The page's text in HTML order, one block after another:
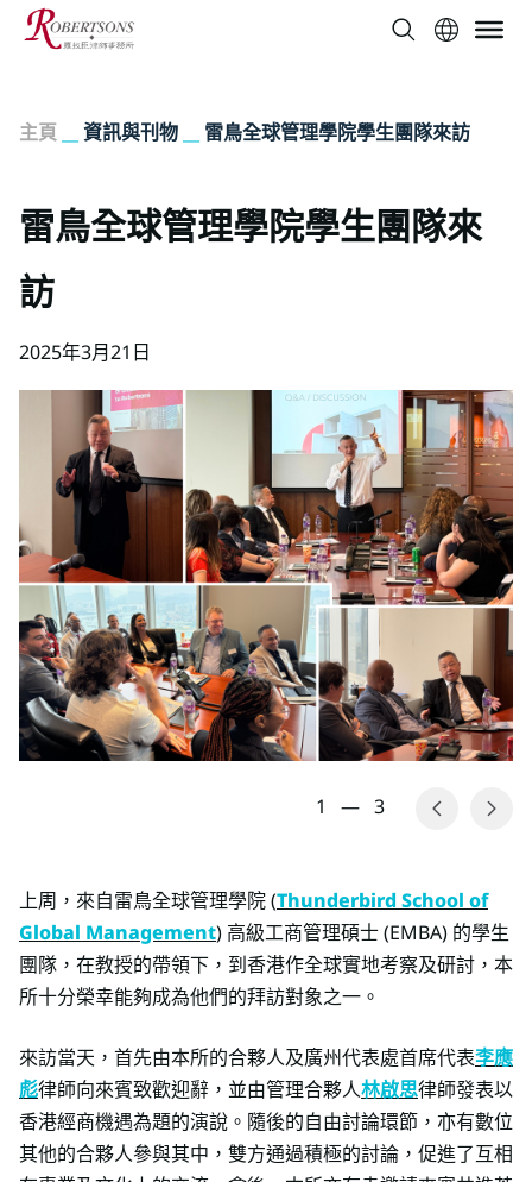
主頁 資訊與刊物 雷鳥全球管理學院學生團隊來訪
雷鳥全球管理學院學生團隊來
訪
2025年3月21日
1 — 3
上周，來自雷鳥全球管理學院 (Thunderbird School of
Global Management) 高級工商管理碩士 (EMBA) 的學生
團隊，在教授的帶領下，到香港作全球實地考察及研討，本
所十分榮幸能夠成為他們的拜訪對象之一。
來訪當天，首先由本所的合夥人及廣州代表處首席代表李應
彪律師向來賓致歡迎辭，並由管理合夥人林啟思律師發表以
香港經商機遇為題的演說。隨後的自由討論環節，亦有數位
其他的合夥人參與其中，雙方通過積極的討論，促進了互相